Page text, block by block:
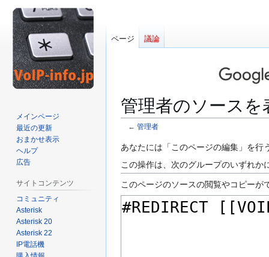
管理者のソースを
← 管理者
ナ
ビ
ゲ
ー
シ
ョ
検
索
に
移
動
あなたには「このページの編集」を行
この操作は、次のグループのいずれか
このページのソースの閲覧やコピーが
ページ 議論
メインページ
最近の更新
おまかせ表示
ヘルプ
広告
サイトコンテンツ
コミュニティ
Asterisk
Asterisk 20
Asterisk 22
IP電話機